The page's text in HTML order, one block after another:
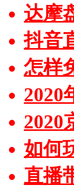
达摩
抖音
怎样
2020
2020
如何
直播